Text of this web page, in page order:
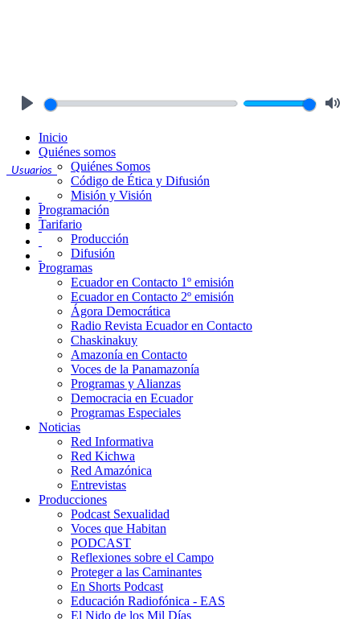
Usuarios
Inicio
Quiénes somos
Quiénes Somos
Código de Ética y Difusión
Misión y Visión
Programación
Tarifario
Producción
Difusión
Programas
Ecuador en Contacto 1º emisión
Ecuador en Contacto 2º emisión
Ágora Democrática
Radio Revista Ecuador en Contacto
Chaskinakuy
Amazonía en Contacto
Voces de la Panamazonía
Programas y Alianzas
Democracia en Ecuador
Programas Especiales
Noticias
Red Informativa
Red Kichwa
Red Amazónica
Entrevistas
Producciones
Podcast Sexualidad
Voces que Habitan
PODCAST
Reflexiones sobre el Campo
Proteger a las Caminantes
En Shorts Podcast
Educación Radiofónica - EAS
El Nido de los Mil Días